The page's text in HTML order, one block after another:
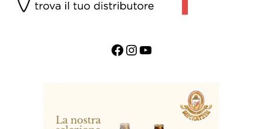
Facebook InstagramYouTube